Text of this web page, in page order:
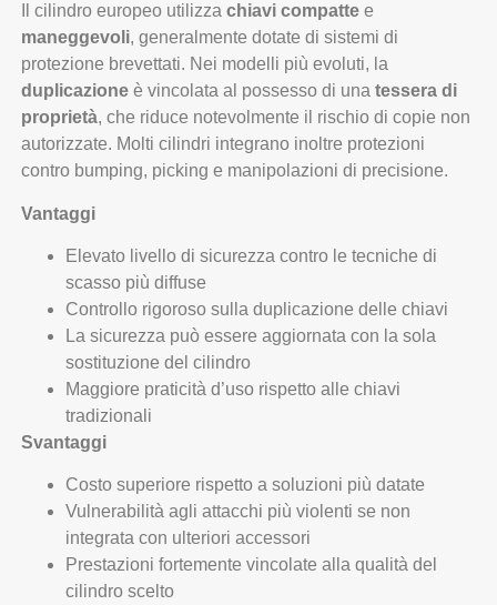
Il cilindro europeo utilizza chiavi compattee
maneggevoli, generalmente dotate di sistemi di
protezione brevettati. Nei modelli più evoluti, la
duplicazioneè vincolata al possesso di una tessera di
proprietà, che riduce notevolmente il rischio di copie non
autorizzate. Molti cilindri integrano inoltre protezioni
contro bumping, picking e manipolazioni di precisione.
Vantaggi
Elevato livello di sicurezza contro le tecniche di
scasso più diffuse
Controllo rigoroso sulla duplicazione delle chiavi
La sicurezza può essere aggiornata con la sola
sostituzione del cilindro
Maggiore praticità d’uso rispetto alle chiavi
tradizionali
Svantaggi
Costo superiore rispetto a soluzioni più datate
Vulnerabilità agli attacchi più violenti se non
integrata con ulteriori accessori
Prestazioni fortemente vincolate alla qualità del
cilindro scelto